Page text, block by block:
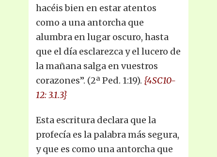
hacéis bien en estar atentos
como a una antorcha que
alumbra en lugar oscuro, hasta
que el día esclarezca y el lucero de
la mañana salga en vuestros
corazones”. (2ª Ped. 1:19). {4SC10-
12: 3.1.3}
Esta escritura declara que la
profecía es la palabra más segura,
y que es como una antorcha que